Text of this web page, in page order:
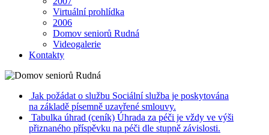
Virtuální prohlídka
2006
Domov seniorů Rudná
Videogalerie
Kontakty
Jak požádat o službu Sociální služba je poskytována
na základě písemně uzavřené smlouvy.
Tabulka úhrad (ceník) Úhrada za péči je vždy ve výši
přiznaného příspěvku na péči dle stupně závislosti.